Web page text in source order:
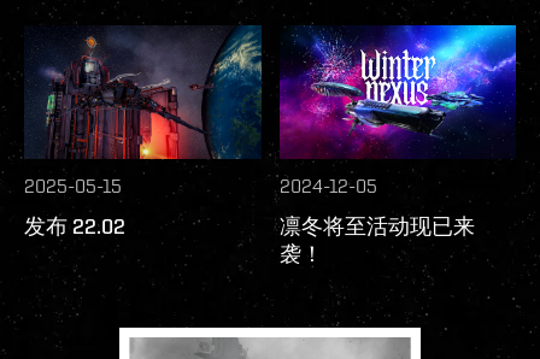
2025-05-15
发布 22.02
2024-12-05
凛冬将至活动现已来
袭！